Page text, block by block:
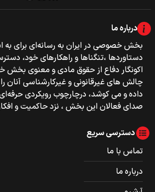
درباره ما
بخش خصوصی‌‌ در ایران به رسانه‌ای برای به
دستاوردها ،تنگناها و راهکارهای خود،
اکونگار دفاع از حقوق مادی و معنوی بخش
چالش های غیرقانونی و غیرکارشناسی آنان
داده و می کوشد، درچارچوب رویکردی
صدای فعالان این بخش ، نزد حاکمیت و
دسترسی سریع
تماس با ما
درباره ما